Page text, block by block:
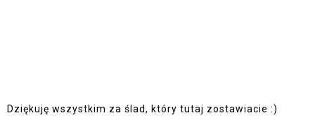
Dziękuję wszystkim za ślad, który tutaj zostawiacie :)